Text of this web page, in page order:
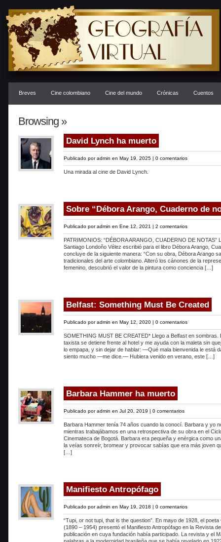
Breves Cine colombiano Cine del mundo Crónicas Cuentos
Browsing »
David Lynch ha muerto
Publicado poradmin en May 19, 2025 | 0 comentarios
Una mirada al cine de David Lynch.
Sobre “Débora Arango, Cuaderno de
Publicado poradmin en Ene 12, 2021 | 2 comentarios
PATRIMONIOS: “DÉBORA ARANGO, CUADERNO DE NOTAS”
Santiago Londoño Vélez escribió para el libro Débora Arango,
concluye de la siguiente manera: “Con su obra, Débora Arango
tradicionales del arte colombiano. Alteró los cánones de la
femenino, descubrió el valor de la pintura como conciencia […]
Belfast: Something Must Be Created
Publicado poradmin en May 12, 2020 | 0 comentarios
SOMETHING MUST BE CREATED* Llego a Belfast en sombras.
taxista se detiene frente al hotel y me ayuda con la maleta sin
lo empapa, y sin dejar de hablar: —Qué mala bienvenida le está
siento mucho —me dice.— Hubiera venido en verano, este […]
Barbara Hammer ha muerto
Publicado poradmin en Jul 20, 2019 | 0 comentarios
Barbara Hammer tenía 74 años cuando la conocí. Barbara y yo
mientras trabajábamos en una retrospectiva de su obra en el
Cinemateca de Bogotá. Barbara era pequeña y enérgica como
la veías sonreír, bromear y provocar sabías que era más joven
[…]
Manifiesto Antropófago
Publicado poradmin en May 19, 2018 | 0 comentarios
“Tupi, or not tupi, that is the question”. En mayo de 1928, el
(1890 – 1954) presentó el Manifiesto Antropófago en la Revista
publicación en cuya fundación había participado. La revista y el